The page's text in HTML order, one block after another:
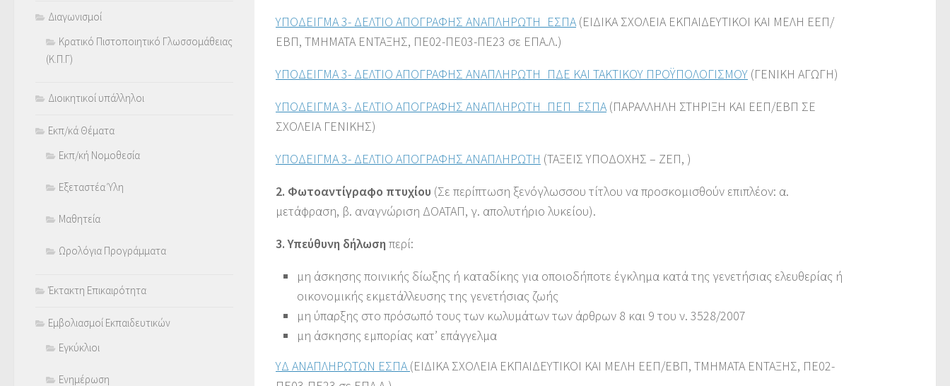
ΥΠΟΔΕΙΓΜΑ 3- ΔΕΛΤΙΟ ΑΠΟΓΡΑΦΗΣ ΑΝΑΠΛΗΡΩΤΗ_ΕΣΠΑ(ΕΙΔΙΚΑ ΣΧΟΛΕΙΑ ΕΚΠΑΙΔΕΥΤΙΚΟΙ ΚΑΙ ΜΕΛΗ ΕΕΠ/
ΕΒΠ, ΤΜΗΜΑΤΑ ΕΝΤΑΞΗΣ, ΠΕ02-ΠΕ03-ΠΕ23 σε ΕΠΑ.Λ.)
ΥΠΟΔΕΙΓΜΑ 3- ΔΕΛΤΙΟ ΑΠΟΓΡΑΦΗΣ ΑΝΑΠΛΗΡΩΤΗ_ΠΔΕ ΚΑΙ ΤΑΚΤΙΚΟΥ ΠΡΟΫΠΟΛΟΓΙΣΜΟΥ (ΓΕΝΙΚΗ ΑΓΩΓΗ)
ΥΠΟΔΕΙΓΜΑ 3- ΔΕΛΤΙΟ ΑΠΟΓΡΑΦΗΣ ΑΝΑΠΛΗΡΩΤΗ_ΠΕΠ_ΕΣΠΑ(ΠΑΡΑΛΛΗΛΗ ΣΤΗΡΙΞΗ ΚΑΙ ΕΕΠ/ΕΒΠ ΣΕ
ΣΧΟΛΕΙΑ ΓΕΝΙΚΗΣ)
ΥΠΟΔΕΙΓΜΑ 3- ΔΕΛΤΙΟ ΑΠΟΓΡΑΦΗΣ ΑΝΑΠΛΗΡΩΤΗ (ΤΑΞΕΙΣ ΥΠΟΔΟΧΗΣ – ΖΕΠ, )
2. Φωτοαντίγραφο πτυχίου (Σε περίπτωση ξενόγλωσσου τίτλου να προσκομισθούν επιπλέον: α.
μετάφραση, β. αναγνώριση ΔΟΑΤΑΠ, γ. απολυτήριο λυκείου).
3. Υπεύθυνη δήλωση περί:
μη άσκησης ποινικής δίωξης ή καταδίκης για οποιοδήποτε έγκλημα κατά της γενετήσιας ελευθερίας ή
οικονομικής εκμετάλλευσης της γενετήσιας ζωής
μη ύπαρξης στο πρόσωπό τους των κωλυμάτων των άρθρων 8 και 9 του ν. 3528/2007
μη άσκησης εμπορίας κατ’ επάγγελμα
ΥΔ ΑΝΑΠΛΗΡΩΤΩΝ ΕΣΠΑ(ΕΙΔΙΚΑ ΣΧΟΛΕΙΑ ΕΚΠΑΙΔΕΥΤΙΚΟΙ ΚΑΙ ΜΕΛΗ ΕΕΠ/ΕΒΠ, ΤΜΗΜΑΤΑ ΕΝΤΑΞΗΣ, ΠΕ02-
Διαγωνισμοί
Κρατικό Πιστοποιητικό Γλωσσομάθειας
(Κ.Π.Γ)
Διοικητικοί υπάλληλοι
Εκπ/κά Θέματα
Εκπ/κή Νομοθεσία
Εξεταστέα Ύλη
Μαθητεία
Ωρολόγια Προγράμματα
Έκτακτη Επικαιρότητα
Εμβολιασμοί Εκπαιδευτικών
Εγκύκλιοι
Ενημέρωση